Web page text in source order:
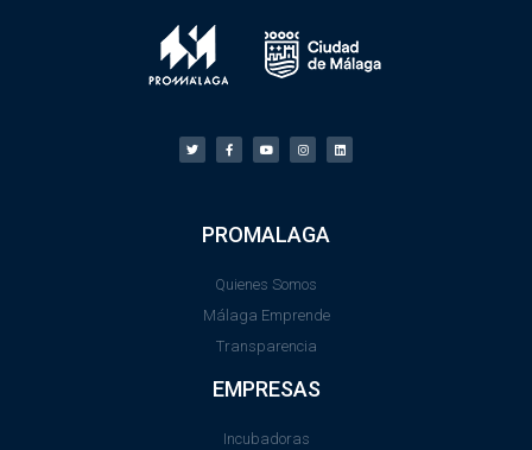
PROMALAGA
Quienes Somos
Málaga Emprende
Transparencia
EMPRESAS
Incubadoras